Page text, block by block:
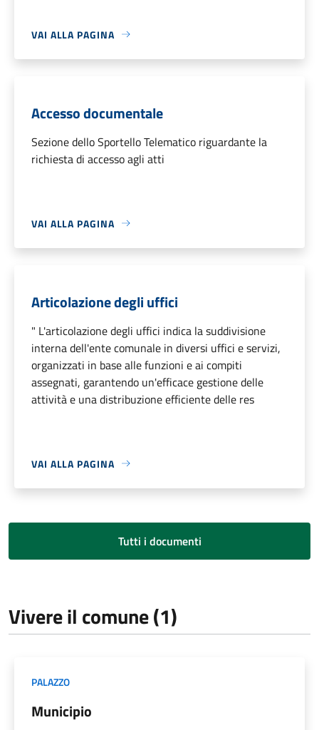
VAI ALLA PAGINA
Accesso documentale
Sezione dello Sportello Telematico riguardante la
richiesta di accesso agli atti
VAI ALLA PAGINA
Articolazione degli uffici
" L'articolazione degli uffici indica la suddivisione
interna dell'ente comunale in diversi uffici e servizi,
organizzati in base alle funzioni e ai compiti
assegnati, garantendo un'efficace gestione delle
attività e una distribuzione efficiente delle res
VAI ALLA PAGINA
Tutti i documenti
Vivere il comune (1)
PALAZZO
Municipio